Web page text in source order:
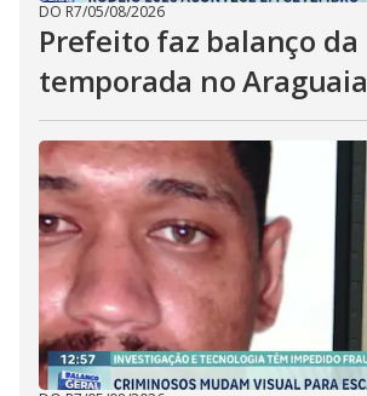
DO R7/05/08/2026
Prefeito faz balanço da
temporada no Araguaia